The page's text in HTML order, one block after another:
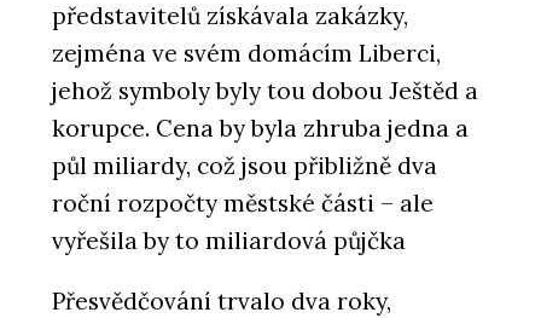
představitelů získávala zakázky,
zejména ve svém domácím Liberci,
jehož symboly byly tou dobou Ještěd a
korupce. Cena by byla zhruba jedna a
půl miliardy, což jsou přibližně dva
roční rozpočty městské části – ale
vyřešila by to miliardová půjčka
Přesvědčování trvalo dva roky,